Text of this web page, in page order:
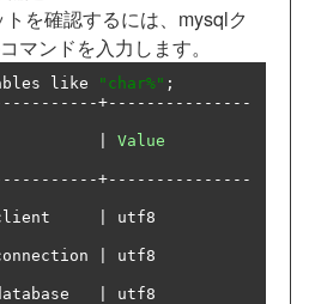
を確認するには、mysqlク
マンドを入力します。
like "char%" ;
+---------------
Value
+---------------